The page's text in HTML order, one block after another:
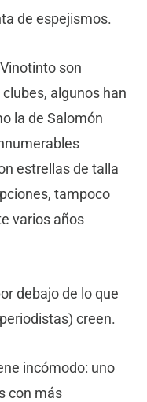
de espejismos.
son
algunos han
la de Salomón
estrellas de talla
tampoco
varios años
debajo de lo que
creen.
incómodo: uno
con más